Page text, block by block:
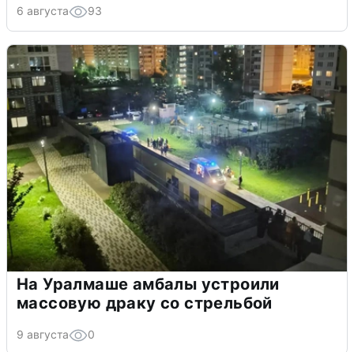
6 августа 93
На Уралмаше амбалы устроили
массовую драку со стрельбой
9 августа 0